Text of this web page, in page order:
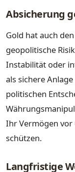
Absicherung
Gold hat auch
geopolitische
Instabilität oder
als sichere
politischen
Ihr Vermögen vor
schützen.
Langfristige